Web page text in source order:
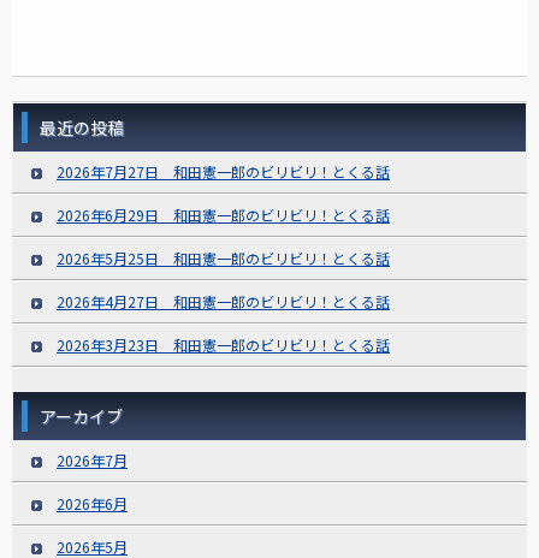
最近の投稿
2026年7月27日 和田憲一郎のビリビリ！とくる話
2026年6月29日 和田憲一郎のビリビリ！とくる話
2026年5月25日 和田憲一郎のビリビリ！とくる話
2026年4月27日 和田憲一郎のビリビリ！とくる話
2026年3月23日 和田憲一郎のビリビリ！とくる話
アーカイブ
2026年7月
2026年6月
2026年5月